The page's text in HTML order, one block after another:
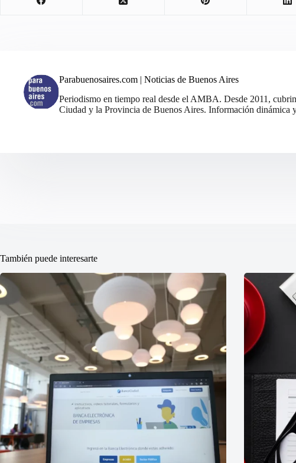
Parabuenosaires.com | Noticias de Buenos Aires
Periodismo en tiempo real desde el AMBA. Desde 2011,
Ciudad y la Provincia de Buenos Aires. Información dinámica
También puede interesarte